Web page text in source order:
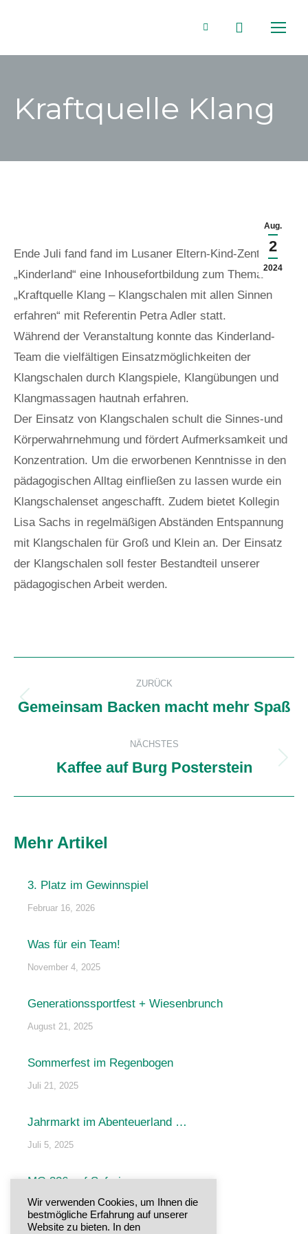
Search:
opens
Kraftquelle Klang
Aug.
2
2024
Ende Juli fand fand im Lusaner Eltern-Kind-Zentrum
„Kinderland“ eine Inhousefortbildung zum Thema
„Kraftquelle Klang – Klangschalen mit allen Sinnen
erfahren“ mit Referentin Petra Adler statt.
Während der Veranstaltung konnte das Kinderland-
Team die vielfältigen Einsatzmöglichkeiten der
Klangschalen durch Klangspiele, Klangübungen und
Klangmassagen hautnah erfahren.
Der Einsatz von Klangschalen schult die Sinnes-und
Körperwahrnehmung und fördert Aufmerksamkeit und
Konzentration. Um die erworbenen Kenntnisse in den
pädagogischen Alltag einfließen zu lassen wurde ein
Klangschalenset angeschafft. Zudem bietet Kollegin
Lisa Sachs in regelmäßigen Abständen Entspannung
mit Klangschalen für Groß und Klein an. Der Einsatz
der Klangschalen soll fester Bestandteil unserer
pädagogischen Arbeit werden.
Kommentarnavigation
ZURÜCK
Vorheriger
Gemeinsam Backen macht mehr Spaß
NÄCHSTES
Nächster
Kaffee auf Burg Posterstein
Mehr Artikel
3. Platz im Gewinnspiel
Februar 16, 2026
Was für ein Team!
November 4, 2025
Generationssportfest + Wiesenbrunch
August 21, 2025
Sommerfest im Regenbogen
Juli 21, 2025
Jahrmarkt im Abenteuerland …
Juli 5, 2025
MG 326 auf Safari
Juni 29, 2025
Wir verwenden Cookies, um Ihnen die
bestmögliche Erfahrung auf unserer
Website zu bieten. In den